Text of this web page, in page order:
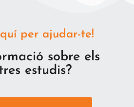
per ajudar-te!
sobre els
estudis?